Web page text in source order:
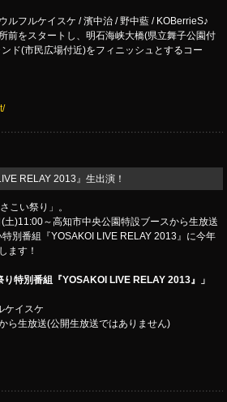
ウルフルケイスケ / 濱中治 / 野中藍 / KOBerrieS♪
前をスタートし、明石海峡大橋(県立舞子公園付
ド(市民広場付近)をフィニッシュとするコー
RELAY 2013』生出演！
こい祭り」。
)11:00～高知市中央公園特設ブースから生放送
別番組『YOSAKOI LIVE RELAY 2013』に今年
ます！
特別番組『YOSAKOI LIVE RELAY 2013』」
ケイスケ
ら生放送(公開生放送ではありません)